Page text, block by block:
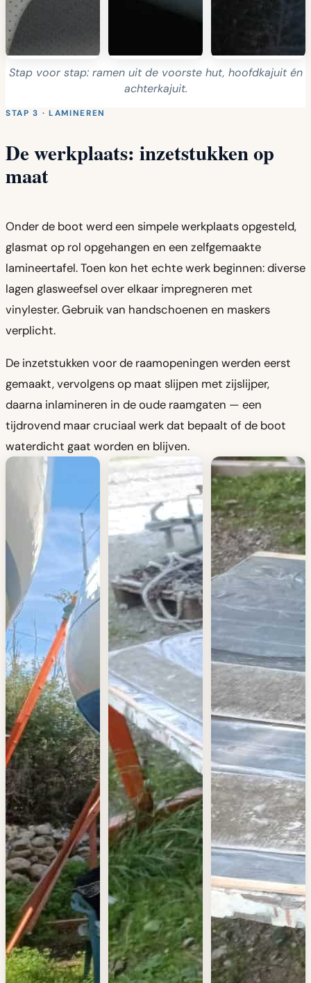
Stap voor stap: ramen uit de voorste hut, hoofdkajuit én
achterkajuit.
STAP 3 · LAMINEREN
De werkplaats: inzetstukken op
maat
Onder de boot werd een simpele werkplaats opgesteld,
glasmat op rol opgehangen en een zelfgemaakte
lamineertafel. Toen kon het echte werk beginnen: diverse
lagen glasweefsel over elkaar impregneren met
vinylester. Gebruik van handschoenen en maskers
verplicht.
De inzetstukken voor de raamopeningen werden eerst
gemaakt, vervolgens op maat slijpen met zijslijper,
daarna inlamineren in de oude raamgaten — een
tijdrovend maar cruciaal werk dat bepaalt of de boot
waterdicht gaat worden en blijven.